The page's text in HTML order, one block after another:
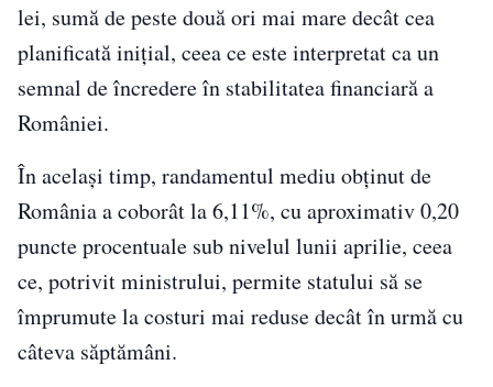
lei, sumă de peste două ori mai mare decât cea
planificată inițial, ceea ce este interpretat ca un
semnal de încredere în stabilitatea financiară a
României.
În același timp, randamentul mediu obținut de
România a coborât la 6,11%, cu aproximativ 0,20
puncte procentuale sub nivelul lunii aprilie, ceea
ce, potrivit ministrului, permite statului să se
împrumute la costuri mai reduse decât în urmă cu
câteva săptămâni.